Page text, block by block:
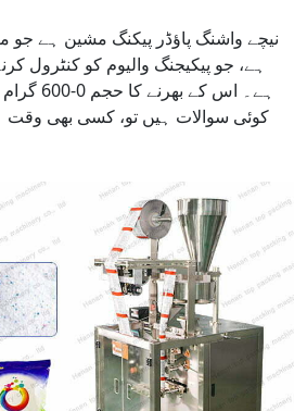
نیچے واشنگ پاؤڈر پیکنگ مشین ہے جو
ہے، جو پیکیجنگ والیوم کو کنٹرول
ہے۔ اس
کوئی سوالات ہیں تو، کسی بھی